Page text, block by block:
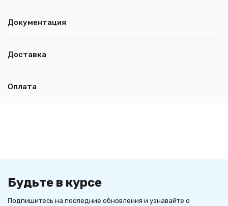
Документация
Доставка
Оплата
Будьте в курсе
Подпишитесь на последние обновления и узнавайте о